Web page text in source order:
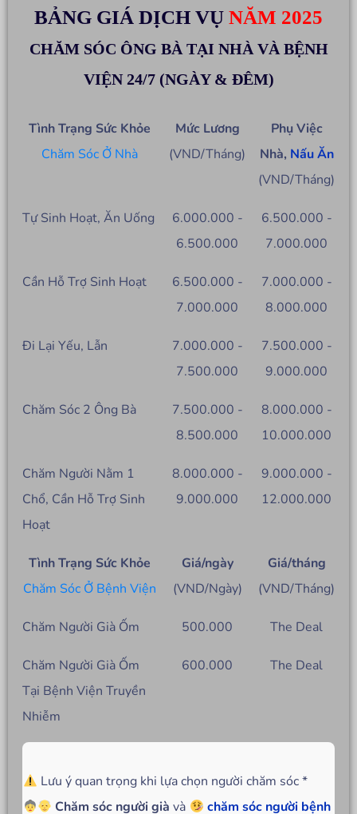
BẢNG GIÁ DỊCH VỤ NĂM 2025
CHĂM SÓC ÔNG BÀ TẠI NHÀ VÀ BỆNH
VIỆN 24/7 (NGÀY & ĐÊM)
Tình Trạng Sức Khỏe
Chăm Sóc Ở Nhà
Mức Lương
(VND/Tháng)
Phụ Việc
Nhà, Nấu Ăn
(VND/Tháng)
Tự Sinh Hoạt, Ăn Uống
6.000.000 -
6.500.000
6.500.000 -
7.000.000
Cần Hỗ Trợ Sinh Hoạt
6.500.000 -
7.000.000
7.000.000 -
8.000.000
Đi Lại Yếu, Lẫn
7.000.000 -
7.500.000
7.500.000 -
9.000.000
Chăm Sóc 2 Ông Bà
7.500.000 -
8.500.000
8.000.000 -
10.000.000
Chăm Người Nằm 1
Chổ, Cần Hỗ Trợ Sinh
Hoạt
8.000.000 -
9.000.000
9.000.000 -
12.000.000
Tình Trạng Sức Khỏe
Chăm Sóc Ở Bệnh Viện
Giá/ngày
(VND/Ngày)
Giá/tháng
(VND/Tháng)
Chăm Người Già Ốm 500.000 The Deal
Chăm Người Già Ốm
Tại Bệnh Viện Truyền
Nhiễm
600.000 The Deal
Lưu ý quan trọng khi lựa chọn người chăm sóc *
Chăm sóc người già và
chăm sóc người bệnh